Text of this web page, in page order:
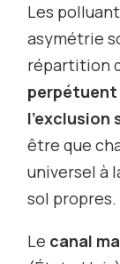
Les
asymétrie
répartition
l’exclusion
être que
universel à
sol propres.
Le canal